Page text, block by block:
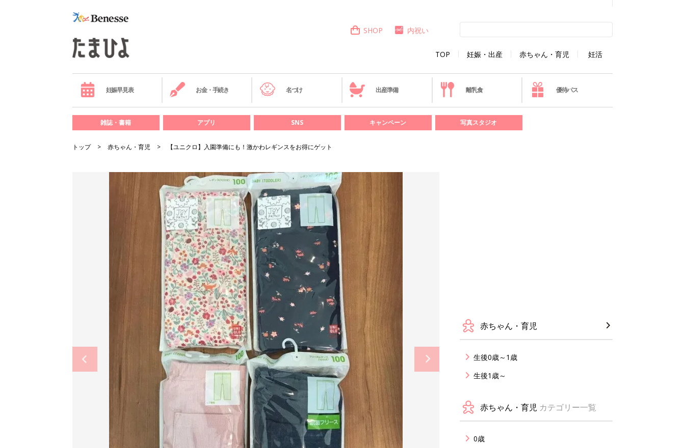
TOP 妊娠・出産 赤ちゃん・育児 妊活
SHOP 内祝い
妊娠早見表 お金・手続き 名づけ 出産準備 離乳食 優待パス
雑誌・書籍 アプリ SNS キャンペーン 写真スタジオ
トップ 赤ちゃん・育児 【ユニクロ】入園準備にも！激かわレギンスをお得にゲット
赤ちゃん・育児
生後0歳～1歳
生後1歳～
赤ちゃん・育児 カテゴリー一覧
0歳